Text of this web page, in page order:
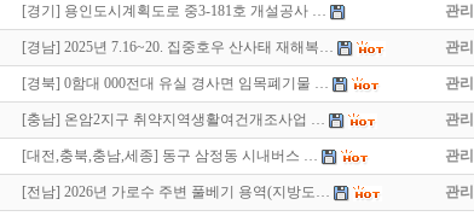
[경기] 용인도시계획도로 중3-181호 개설공사 … 관
[경남] 2025년 7.16~20. 집중호우 산사태 재해복… 관
[경북] 0함대 000전대 유실 경사면 임목폐기물 … 관
[충남] 온암2지구 취약지역생활여건개조사업 … 관
[대전,충북,충남,세종] 동구 삼정동 시내버스 … 관
[전남] 2026년 가로수 주변 풀베기 용역(지방도… 관